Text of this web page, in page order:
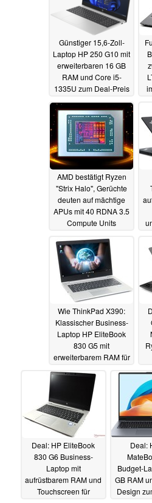
Günstiger 15,6-Zoll-
Laptop HP 250 G10 mit
erweiterbaren 16 GB
RAM und Core i5-
1335U zum Deal-Preis
23.01.2024
AMD bestätigt Ryzen
"Strix Halo", Gerüchte
deuten auf mächtige
APUs mit 40 RDNA 3.5
Compute Units
Wie ThinkPad X390:
Klassischer Business-
Laptop HP EliteBook
830 G5 mit
erweiterbarem RAM für
Refurbished-Deal
20.01.2024
Deal: HP EliteBook
830 G6 Business-
Laptop mit
aufrüstbarem RAM und
Touchscreen für
Deal:
Budget-
GB RAM
Design